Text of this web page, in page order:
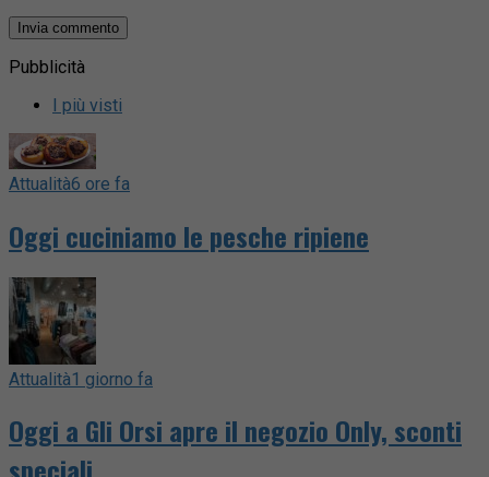
Pubblicità
I più visti
Attualità6 ore fa
Oggi cuciniamo le pesche ripiene
Attualità1 giorno fa
Oggi a Gli Orsi apre il negozio Only, sconti